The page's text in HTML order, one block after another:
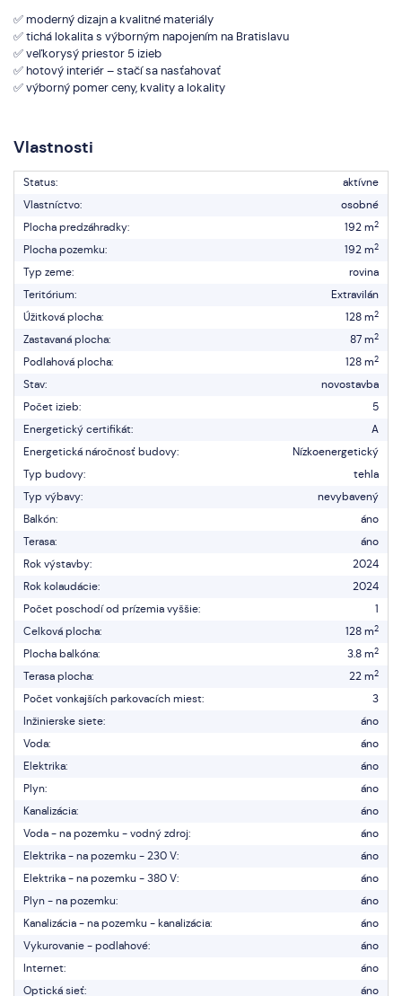
✅ moderný dizajn a kvalitné materiály
✅ tichá lokalita s výborným napojením na Bratislavu
✅ veľkorysý priestor 5 izieb
✅ hotový interiér – stačí sa nasťahovať
✅ výborný pomer ceny, kvality a lokality
Vlastnosti
Status:
aktívne
Vlastníctvo:
osobné
Plocha predzáhradky:
192 m2
Plocha pozemku: 192 m2
Typ zeme:
rovina
Teritórium:
Extravilán
Úžitková plocha:
128 m2
Zastavaná plocha: 87 m2
Podlahová plocha: 128 m2
Stav:
novostavba
Počet izieb:
5
Energetický certifikát:
A
Energetická náročnosť budovy:
Nízkoenergetický
Typ budovy:
tehla
Typ výbavy:
nevybavený
Balkón:
áno
Terasa:
áno
Rok výstavby:
2024
Rok kolaudácie:
2024
Počet poschodí od prízemia vyššie:
1
Celková plocha:
128 m2
Plocha balkóna: 3.8 m2
Terasa plocha: 22 m2
Počet vonkajších parkovacích miest:
3
Inžinierske siete:
áno
Voda:
áno
Elektrika:
áno
Plyn:
áno
Kanalizácia:
áno
Voda - na pozemku - vodný zdroj:
áno
Elektrika - na pozemku - 230 V:
áno
Elektrika - na pozemku - 380 V:
áno
Plyn - na pozemku:
áno
Kanalizácia - na pozemku - kanalizácia:
áno
Vykurovanie - podlahové:
áno
Internet:
áno
Optická sieť:
áno